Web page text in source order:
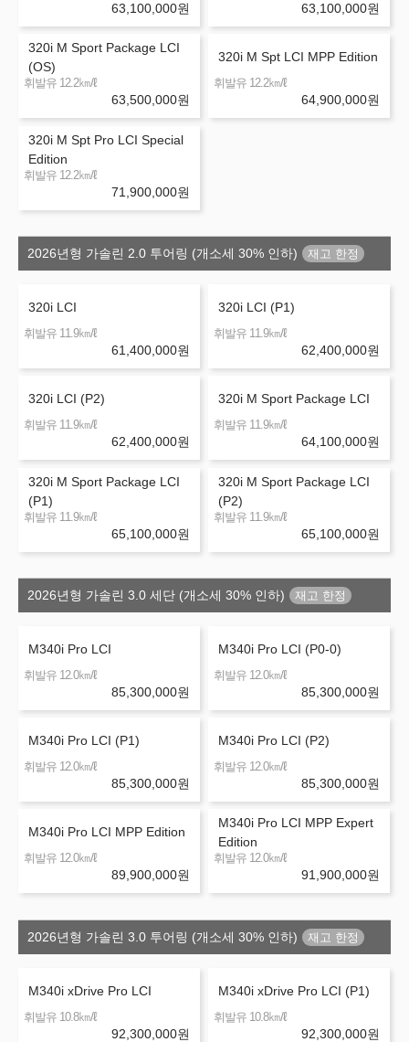
63,100,000원 63,100,000원
320i M Sport Package LCI
(OS)
휘발유 12.2㎞/ℓ
63,500,000원
320i M Spt LCI MPP Edition
휘발유 12.2㎞/ℓ
64,900,000원
320i M Spt Pro LCI Special
Edition
휘발유 12.2㎞/ℓ
71,900,000원
2026년형 가솔린 2.0 투어링 (개소세 30% 인하)
320i LCI
휘발유 11.9㎞/ℓ
61,400,000원
320i LCI (P1)
휘발유 11.9㎞/ℓ
62,400,000원
320i LCI (P2)
휘발유 11.9㎞/ℓ
62,400,000원
320i M Sport Package LCI
휘발유 11.9㎞/ℓ
64,100,000원
320i M Sport Package LCI
(P1)
휘발유 11.9㎞/ℓ
65,100,000원
320i M Sport Package LCI
(P2)
휘발유 11.9㎞/ℓ
65,100,000원
2026년형 가솔린 3.0 세단 (개소세 30% 인하)
M340i Pro LCI
휘발유 12.0㎞/ℓ
85,300,000원
M340i Pro LCI (P0-0)
휘발유 12.0㎞/ℓ
85,300,000원
M340i Pro LCI (P1)
휘발유 12.0㎞/ℓ
85,300,000원
M340i Pro LCI (P2)
휘발유 12.0㎞/ℓ
85,300,000원
M340i Pro LCI MPP Edition
휘발유 12.0㎞/ℓ
89,900,000원
M340i Pro LCI MPP Expert
Edition
휘발유 12.0㎞/ℓ
91,900,000원
2026년형 가솔린 3.0 투어링 (개소세 30% 인하)
M340i xDrive Pro LCI
휘발유 10.8㎞/ℓ
92,300,000원
M340i xDrive Pro LCI (P1)
휘발유 10.8㎞/ℓ
92,300,000원